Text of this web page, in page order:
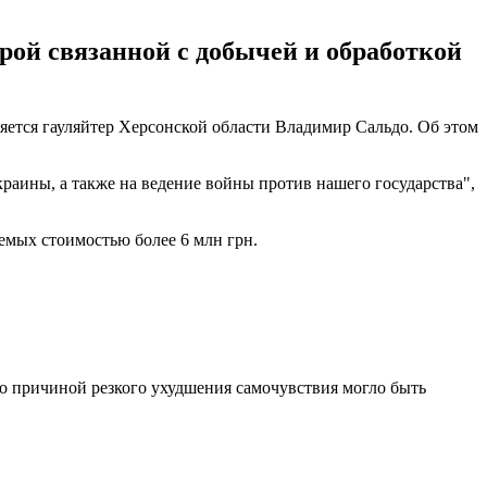
связанной с добычей и обработкой
гауляйтер Херсонской области Владимир Сальдо. Об этом
а также на ведение войны против нашего государства",
стоимостью более 6 млн грн.
резкого ухудшения самочувствия могло быть